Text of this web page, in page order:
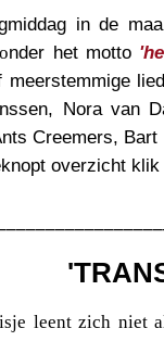
in de
onder het motto
meerstemmige
Nora van
Creemers,
overzicht klik
leent zich niet